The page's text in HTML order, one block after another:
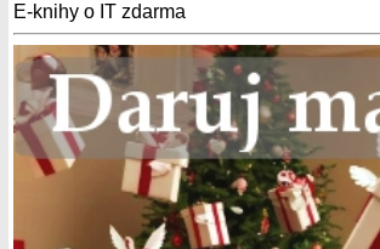
E-knihy o IT zdarma